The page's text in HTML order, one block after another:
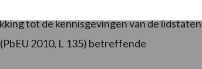
bepalingen ter uitvoering van
tot de kennisgevingen van de lidstaten
2010, L 135) betreffende